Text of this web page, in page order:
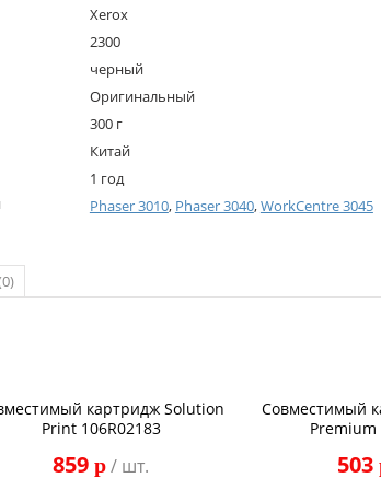
Xerox
2300
черный
Оригинальный
300 г
Китай
1 год
Phaser 3010, Phaser 3040,WorkCentre 3045
картридж Solution
Print 106R02183
859 p/ шт.
Совместимый
Premium
503